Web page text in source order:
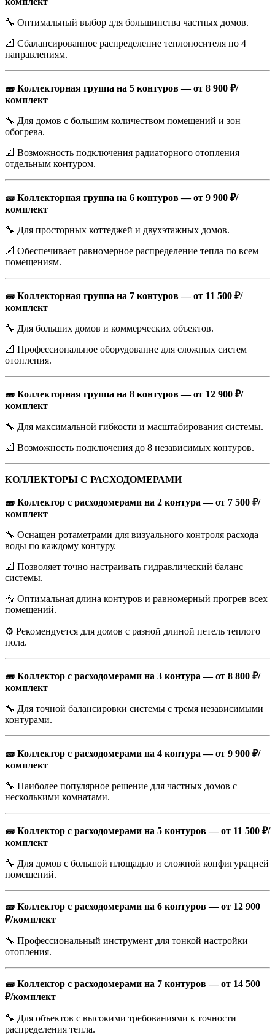
🔧 Оптимальный выбор для большинства частных домов.
📐 Сбалансированное распределение теплоносителя по 4
направлениям.
🧱 Коллекторная группа на 5 контуров — от 8 900 ₽/
комплект
🔧 Для домов с большим количеством помещений и зон
обогрева.
📐 Возможность подключения радиаторного отопления
отдельным контуром.
🧱 Коллекторная группа на 6 контуров — от 9 900 ₽/
комплект
🔧 Для просторных коттеджей и двухэтажных домов.
📐 Обеспечивает равномерное распределение тепла по всем
помещениям.
🧱 Коллекторная группа на 7 контуров — от 11 500 ₽/
комплект
🔧 Для больших домов и коммерческих объектов.
📐 Профессиональное оборудование для сложных систем
отопления.
🧱 Коллекторная группа на 8 контуров — от 12 900 ₽/
комплект
🔧 Для максимальной гибкости и масштабирования системы.
📐 Возможность подключения до 8 независимых контуров.
КОЛЛЕКТОРЫ С РАСХОДОМЕРАМИ
🧱 Коллектор с расходомерами на 2 контура — от 7 500 ₽/
комплект
🔧 Оснащен ротаметрами для визуального контроля расхода
воды по каждому контуру.
📐 Позволяет точно настраивать гидравлический баланс
системы.
🔩 Оптимальная длина контуров и равномерный прогрев всех
помещений.
⚙️ Рекомендуется для домов с разной длиной петель теплого
пола.
🧱 Коллектор с расходомерами на 3 контура — от 8 800 ₽/
комплект
🔧 Для точной балансировки системы с тремя независимыми
контурами.
🧱 Коллектор с расходомерами на 4 контура — от 9 900 ₽/
комплект
🔧 Наиболее популярное решение для частных домов с
несколькими комнатами.
🧱 Коллектор с расходомерами на 5 контуров — от 11 500 ₽/
комплект
🔧 Для домов с большой площадью и сложной конфигурацией
помещений.
🧱 Коллектор с расходомерами на 6 контуров — от 12 900
₽/комплект
🔧 Профессиональный инструмент для тонкой настройки
отопления.
🧱 Коллектор с расходомерами на 7 контуров — от 14 500
₽/комплект
🔧 Для объектов с высокими требованиями к точности
распределения тепла.